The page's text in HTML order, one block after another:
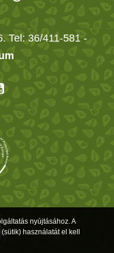
Tel: 36/411-581 -
nyújtásához. A
használatát el kell